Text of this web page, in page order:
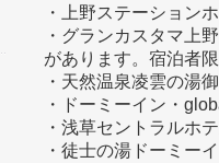
・上野ステーション
・グランカスタマ上
があります。宿泊者
・天然温泉凌雲の湯
・ドーミーイン・
・浅草セントラルホ
・徒士の湯ドーミー